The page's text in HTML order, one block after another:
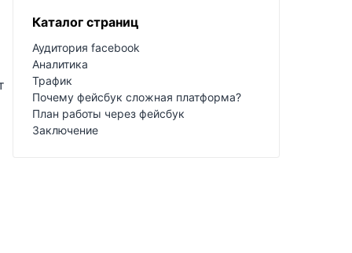
Каталог страниц
Аудитория facebook
Аналитика
Трафик
Почему фейсбук сложная платформа?
План работы через фейсбук
Заключение